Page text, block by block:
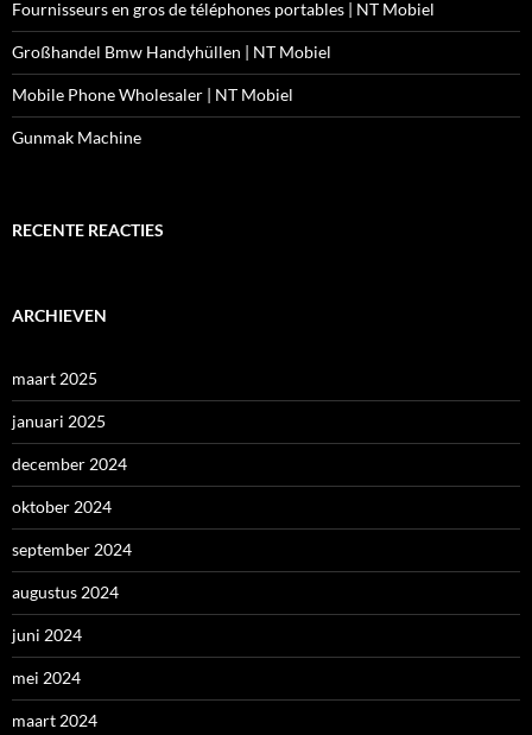
Fournisseurs en gros de téléphones portables | NT Mobiel
Großhandel Bmw Handyhüllen | NT Mobiel
Mobile Phone Wholesaler | NT Mobiel
Gunmak Machine
RECENTE REACTIES
ARCHIEVEN
maart 2025
januari 2025
december 2024
oktober 2024
september 2024
augustus 2024
juni 2024
mei 2024
maart 2024